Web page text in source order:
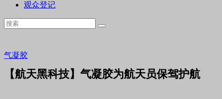
观众登记
气凝胶
【航天黑科技】气凝胶为航天员保驾护航